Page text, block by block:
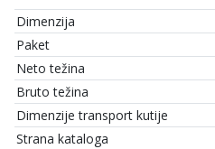
Dimenzija
Paket
Neto težina
Bruto težina
Dimenzije transport kutije
Strana kataloga